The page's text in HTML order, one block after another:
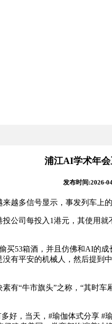
浦江AI学术年
发布时间:2026-
多信号显示，事发列车上的
司每投入1港元，其使用就
53箱酒，并且仿佛和AI的成
有平安的机械人，然后提
“牛市旗头”之称，“其时车
，当天，#瑜伽体式分享 #